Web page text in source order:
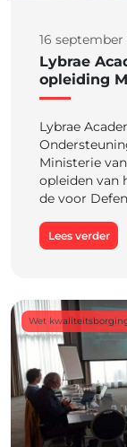
16 september
Lybrae
opleiding
Lybrae
Ministerie
opleiden van
de voor
Lees verder
Wet